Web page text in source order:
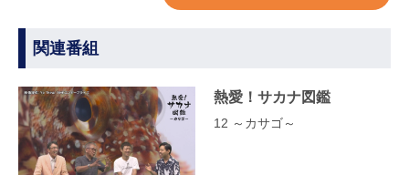
関連番組
熱愛！サカナ図鑑
12 ～カサゴ～